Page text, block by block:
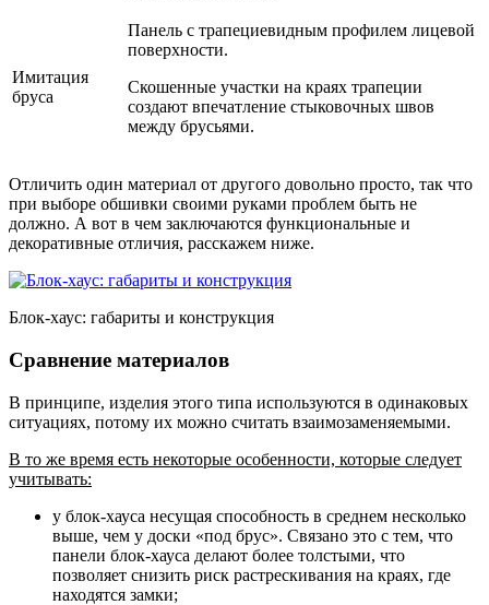
Имитация
бруса
Панель с трапециевидным профилем лицевой
поверхности.
Скошенные участки на краях трапеции
создают впечатление стыковочных швов
между брусьями.
Отличить один материал от другого довольно просто, так что
при выборе обшивки своими руками проблем быть не
должно. А вот в чем заключаются функциональные и
декоративные отличия, расскажем ниже.
Блок-хаус: габариты и конструкция
Сравнение материалов
В принципе, изделия этого типа используются в одинаковых
ситуациях, потому их можно считать взаимозаменяемыми.
В то же время есть некоторые особенности, которые следует
учитывать:
у блок-хауса несущая способность в среднем несколько
выше, чем у доски «под брус». Связано это с тем, что
панели блок-хауса делают более толстыми, что
позволяет снизить риск растрескивания на краях, где
находятся замки;